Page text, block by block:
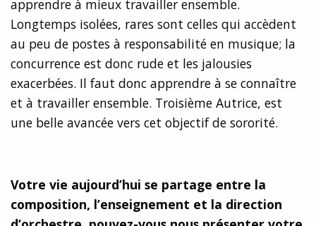
apprendre à mieux travailler ensemble.
Longtemps isolées, rares sont celles qui accèdent
au peu de postes à responsabilité en musique; la
concurrence est donc rude et les jalousies
exacerbées. Il faut donc apprendre à se connaître
et à travailler ensemble. Troisième Autrice, est
une belle avancée vers cet objectif de sororité.
Votre vie aujourd’hui se partage entre la
composition, l’enseignement et la direction